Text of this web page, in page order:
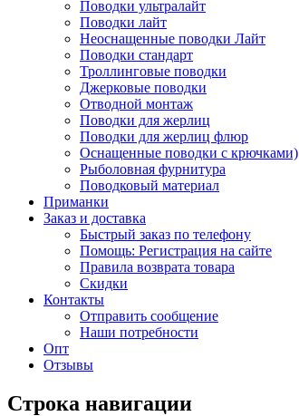
Поводки ультралайт
Поводки лайт
Неоснащенные поводки Лайт
Поводки стандарт
Троллинговые поводки
Джерковые поводки
Отводной монтаж
Поводки для жерлиц
Поводки для жерлиц флюр
Оснащенные поводки с крючками)
Рыболовная фурнитура
Поводковый материал
Приманки
Заказ и доставка
Быстрый заказ по телефону
Помощь: Регистрация на сайте
Правила возврата товара
Скидки
Контакты
Отправить сообщение
Наши потребности
Опт
Отзывы
Строка навигации